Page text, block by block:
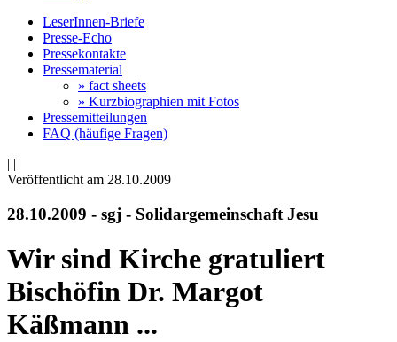
LeserInnen-Briefe
Presse-Echo
Pressekontakte
Pressematerial
» fact sheets
» Kurzbiographien mit Fotos
Pressemitteilungen
FAQ (häufige Fragen)
| |
Veröffentlicht am 28­.10.2009
28.10.2009 - sgj - Solidargemeinschaft Jesu
Wir sind Kirche gratuliert
Bischöfin Dr. Margot
Käßmann ...